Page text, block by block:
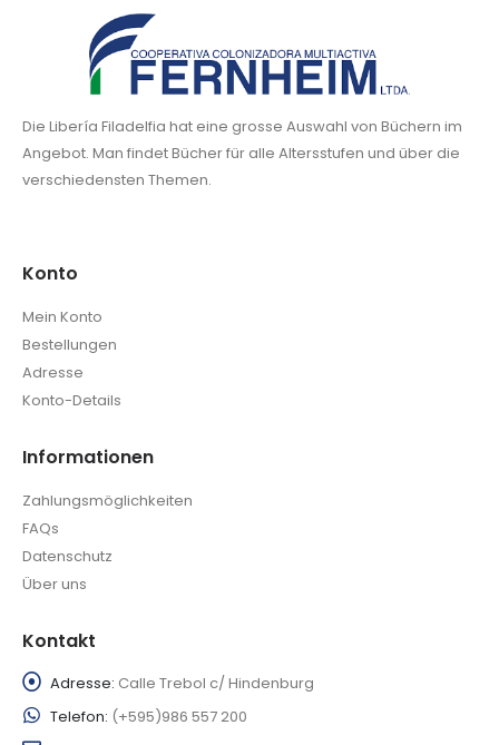
Die Libería Filadelfia hat eine grosse Auswahl von Büchern im
Angebot. Man findet Bücher für alle Altersstufen und über die
verschiedensten Themen.
Konto
Mein Konto
Bestellungen
Adresse
Konto-Details
Informationen
Zahlungsmöglichkeiten
FAQs
Datenschutz
Über uns
Kontakt
Adresse: Calle Trebol c/ Hindenburg
Telefon: (+595)986 557 200